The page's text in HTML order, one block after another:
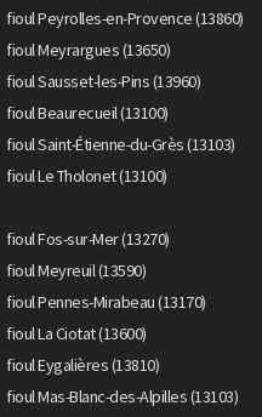
fioul Peyrolles-en-Provence (13860)
fioul Meyrargues (13650)
fioul Sausset-les-Pins (13960)
fioul Beaurecueil (13100)
fioul Saint-Étienne-du-Grès (13103)
fioul Le Tholonet (13100)
fioul Fos-sur-Mer (13270)
fioul Meyreuil (13590)
fioul Pennes-Mirabeau (13170)
fioul La Ciotat (13600)
fioul Eygalières (13810)
fioul Mas-Blanc-des-Alpilles (13103)